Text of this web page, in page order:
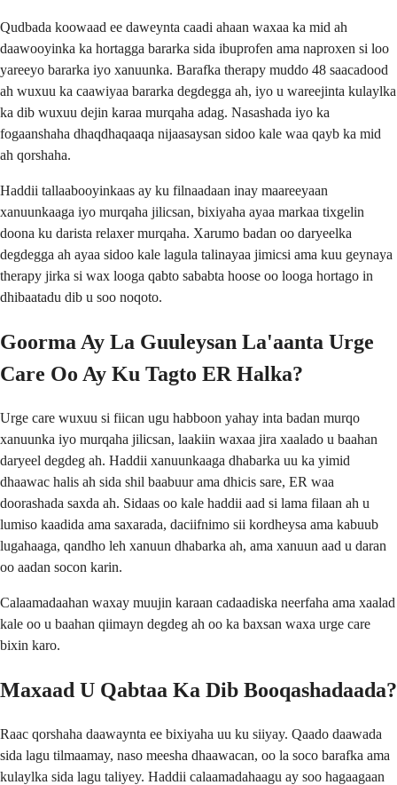
Qudbada koowaad ee daweynta caadi ahaan waxaa ka mid ah
daawooyinka ka hortagga bararka sida ibuprofen ama naproxen si loo
yareeyo bararka iyo xanuunka. Barafka therapy muddo 48 saacadood
ah wuxuu ka caawiyaa bararka degdegga ah, iyo u wareejinta kulaylka
ka dib wuxuu dejin karaa murqaha adag. Nasashada iyo ka
fogaanshaha dhaqdhaqaaqa nijaasaysan sidoo kale waa qayb ka mid
ah qorshaha.
Haddii tallaabooyinkaas ay ku filnaadaan inay maareeyaan
xanuunkaaga iyo murqaha jilicsan, bixiyaha ayaa markaa tixgelin
doona ku darista relaxer murqaha. Xarumo badan oo daryeelka
degdegga ah ayaa sidoo kale lagula talinayaa jimicsi ama kuu geynaya
therapy jirka si wax looga qabto sababta hoose oo looga hortago in
dhibaatadu dib u soo noqoto.
Goorma Ay La Guuleysan La'aanta Urge
Care Oo Ay Ku Tagto ER Halka?
Urge care wuxuu si fiican ugu habboon yahay inta badan murqo
xanuunka iyo murqaha jilicsan, laakiin waxaa jira xaalado u baahan
daryeel degdeg ah. Haddii xanuunkaaga dhabarka uu ka yimid
dhaawac halis ah sida shil baabuur ama dhicis sare, ER waa
doorashada saxda ah. Sidaas oo kale haddii aad si lama filaan ah u
lumiso kaadida ama saxarada, daciifnimo sii kordheysa ama kabuub
lugahaaga, qandho leh xanuun dhabarka ah, ama xanuun aad u daran
oo aadan socon karin.
Calaamadaahan waxay muujin karaan cadaadiska neerfaha ama xaalad
kale oo u baahan qiimayn degdeg ah oo ka baxsan waxa urge care
bixin karo.
Maxaad U Qabtaa Ka Dib Booqashadaada?
Raac qorshaha daawaynta ee bixiyaha uu ku siiyay. Qaado daawada
sida lagu tilmaamay, naso meesha dhaawacan, oo la soco barafka ama
kulaylka sida lagu taliyey. Haddii calaamadahaagu ay soo hagaagaan